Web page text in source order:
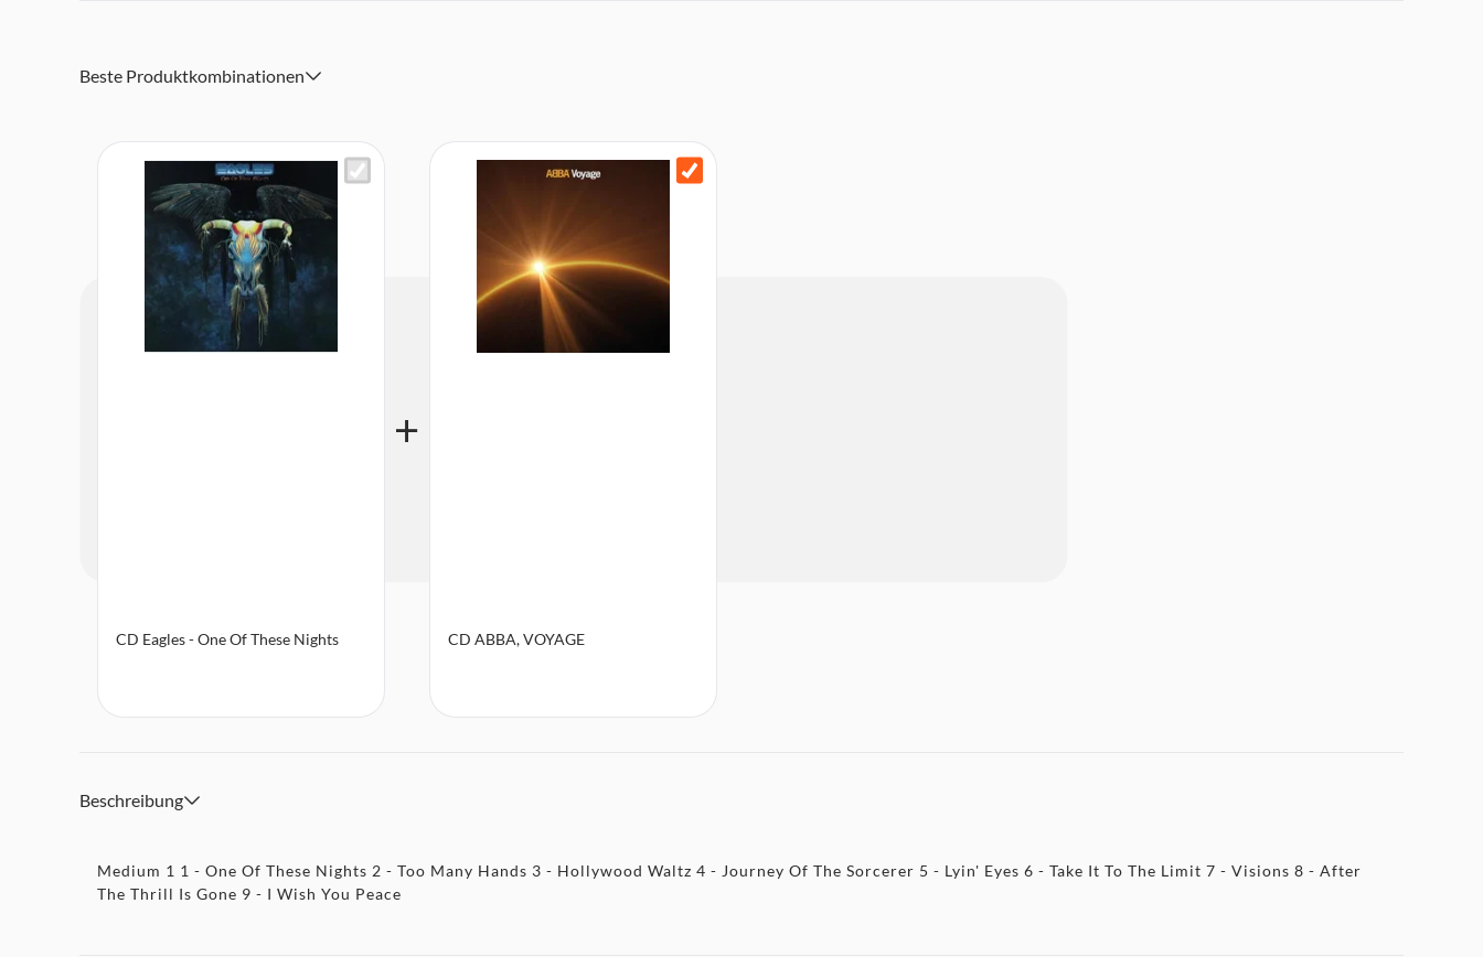
Beste Produktkombinationen
CD Eagles - One Of These Nights CD ABBA, VOYAGE
Beschreibung
Medium 1 1 - One Of These Nights 2 - Too Many Hands 3 - Hollywood Waltz 4 - Journey Of The Sorcerer 5 - Lyin' Eyes 6 - Take It To The Limit 7 - Visions 8 - After
The Thrill Is Gone 9 - I Wish You Peace